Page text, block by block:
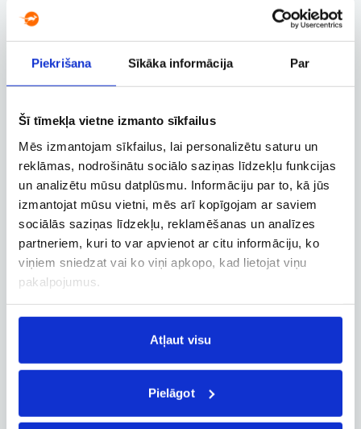
Piekrišana Sīkāka informācija Par
Šī tīmekļa vietne izmanto sīkfailus
Mēs izmantojam sīkfailus, lai personalizētu saturu un
reklāmas, nodrošinātu sociālo saziņas līdzekļu funkcijas
un analizētu mūsu datplūsmu. Informāciju par to, kā jūs
izmantojat mūsu vietni, mēs arī kopīgojam ar saviem
sociālās saziņas līdzekļu, reklamēšanas un analīzes
partneriem, kuri to var apvienot ar citu informāciju, ko
viņiem sniedzat vai ko viņi apkopo, kad lietojat viņu
pakalpojumus.
Atļaut visu
Pielāgot
Užsakymų valdymas
Užsakymo keitimas, atšaukimas ir
Verslo paskyra
Verslo, tarnybinių ir darbostogų
skrydžių užsakymai
Skrydžio sekimas
Skrydžio būsenos ir kitos aktualios
informacijos sekimas realiuoju laiku
Pigių skrydžių paieška ir lėktuvo bilietų
užsakymas